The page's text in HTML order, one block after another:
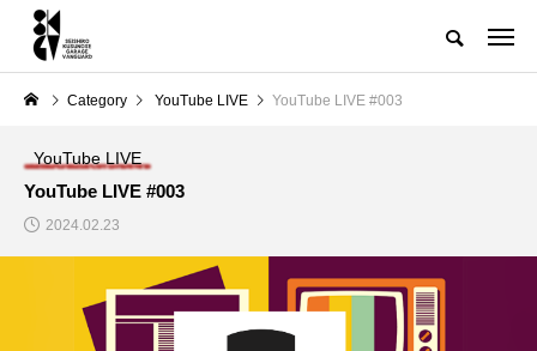
Category YouTube LIVE YouTube LIVE #003
YouTube LIVE
YouTube LIVE #003
2024.02.23